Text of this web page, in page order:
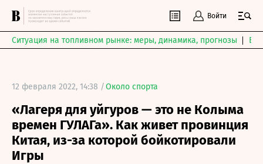
Войти
Ситуация на топливном рынке: меры, динамика, прогнозы
12 февраля 2022, 14:38 /Около спорта
«Лагеря для уйгуров — это не Колыма
времен ГУЛАГа». Как живет провинция
Китая, из-за которой бойкотировали
Игры